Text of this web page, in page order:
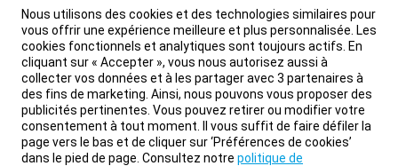
Nous utilisons des cookies et des technologies similaires pour
vous offrir une expérience meilleure et plus personnalisée. Les
cookies fonctionnels et analytiques sont toujours actifs. En
cliquant sur « Accepter », vous nous autorisez aussi à
collecter vos données et à les partager avec 3 partenaires à
des fins de marketing. Ainsi, nous pouvons vous proposer des
publicités pertinentes. Vous pouvez retirer ou modifier votre
consentement à tout moment. Il vous suffit de faire défiler la
page vers le bas et de cliquer sur ‘Préférences de cookies’
dans le pied de page. Consultez notre politique de